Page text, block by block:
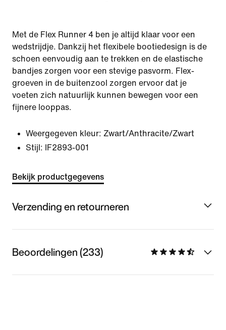
Met de Flex Runner 4 ben je altijd klaar voor een
wedstrijdje. Dankzij het flexibele bootiedesign is de
schoen eenvoudig aan te trekken en de elastische
bandjes zorgen voor een stevige pasvorm. Flex-
groeven in de buitenzool zorgen ervoor dat je
voeten zich natuurlijk kunnen bewegen voor een
fijnere looppas.
Weergegeven kleur: Zwart/Anthracite/Zwart
Stijl:
IF2893-001
Bekijk productgegevens
Verzending en retourneren
Beoordelingen (233)